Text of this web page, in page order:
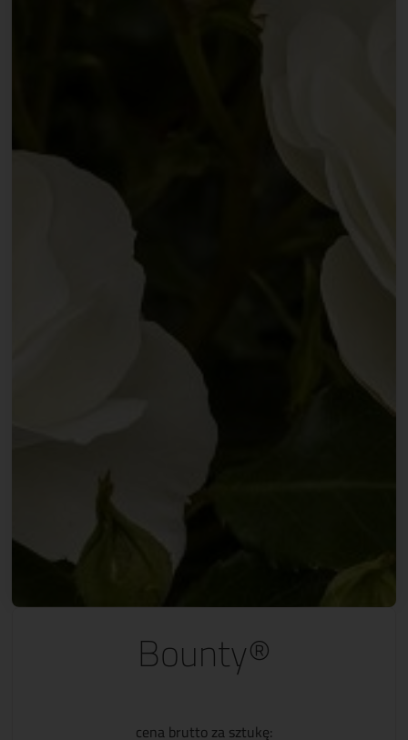
Bounty®
cena brutto za sztukę: